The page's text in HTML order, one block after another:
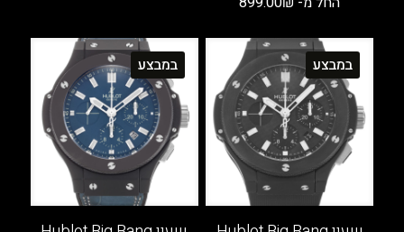
זה
יש
מספר
סוגים.
ניתן
לבחור
את
האפשרויות
בעמוד
יש
מספר
סוגים.
ניתן
לבחור
את
האפשרויות
בעמוד
המוצר
במבצע במבצע